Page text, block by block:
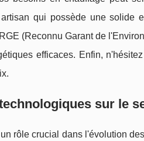
qui possède une solide
(Reconnu Garant de
efficaces. Enfin,
sur le
rôle crucial dans l'évolution